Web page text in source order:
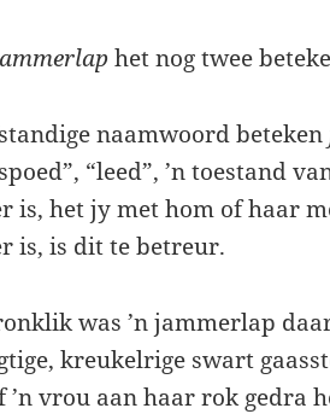
het nog twee
naamwoord beteken
“leed”, ’n toestand
is, het jy met hom of haar
is, is dit te betreur.
was ’n jammerlap
kreukelrige swart
’n vrou aan haar rok gedra